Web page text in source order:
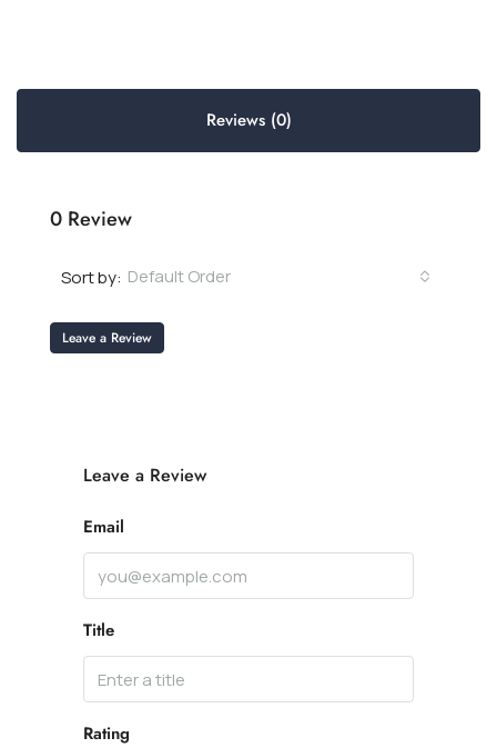
Reviews (0)
0 Review
Sort by: Default Order
Leave a Review
Leave a Review
Email
Title
Rating